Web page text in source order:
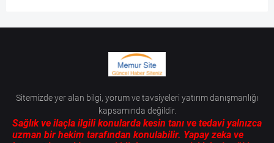
Sitemizde yer alan bilgi, yorum ve tavsiyeleri yatırım danışmanlığı
kapsamında değildir.
Sağlık ve ilaçla ilgili konularda kesin tanı ve tedavi yalnızca
uzman bir hekim tarafından konulabilir. Yapay zeka ve